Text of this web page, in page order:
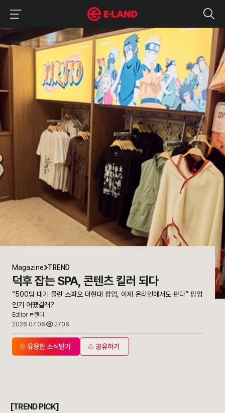
“500팀 대기 몰린 스파오 더현대 팝업, 이제 온라인에서도 판다” 팝업
매거진 상세보기
Magazine TREND
덕후 잡는 SPA, 콘텐츠 킬러 되다
“500팀 대기 몰린 스파오 더현대 팝업, 이제 온라인에서도 판다” 팝업
인기 어땠길래?
Editor ㅌ렌더
2026.07.06
2706
유용한 소식받기 공유하기
[TREND PICK]